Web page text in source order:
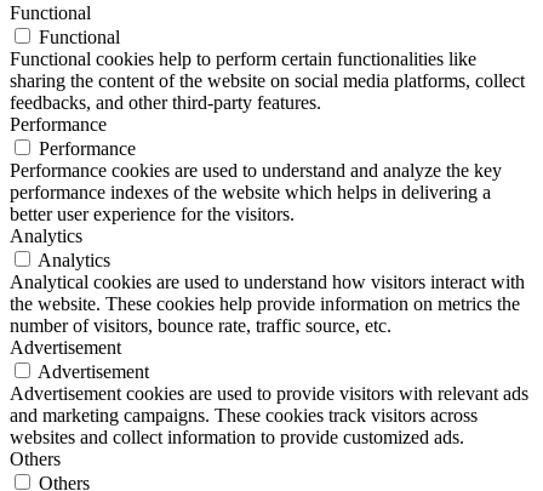
Functional
Functional
Functional cookies help to perform certain functionalities like
sharing the content of the website on social media platforms, collect
feedbacks, and other third-party features.
Performance
Performance
Performance cookies are used to understand and analyze the key
performance indexes of the website which helps in delivering a
better user experience for the visitors.
Analytics
Analytics
Analytical cookies are used to understand how visitors interact with
the website. These cookies help provide information on metrics the
number of visitors, bounce rate, traffic source, etc.
Advertisement
Advertisement
Advertisement cookies are used to provide visitors with relevant ads
and marketing campaigns. These cookies track visitors across
websites and collect information to provide customized ads.
Others
Others